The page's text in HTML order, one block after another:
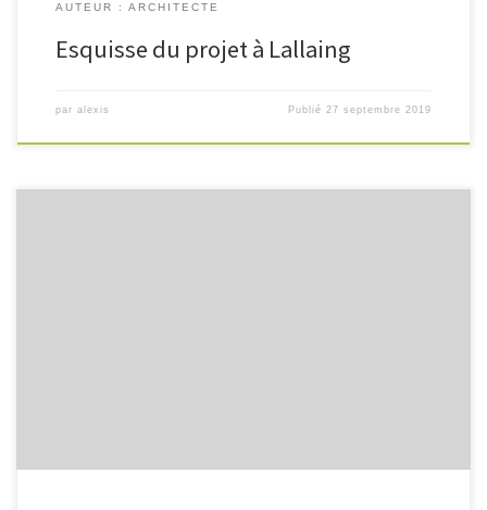
AUTEUR : ARCHITECTE
Esquisse du projet à Lallaing
par alexis Publié27 septembre 2019